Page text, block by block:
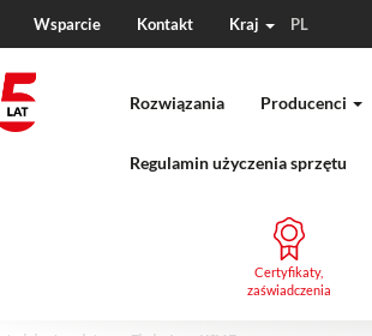
Wsparcie Kontakt Kraj PL
Rozwiązania Producenci
Regulamin użyczenia sprzętu
Certyfikaty,
zaświadczenia